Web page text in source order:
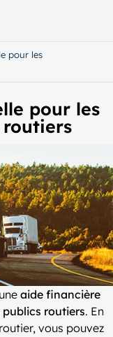
pour les
pour les
aide financière
routiers. En
vous pouvez